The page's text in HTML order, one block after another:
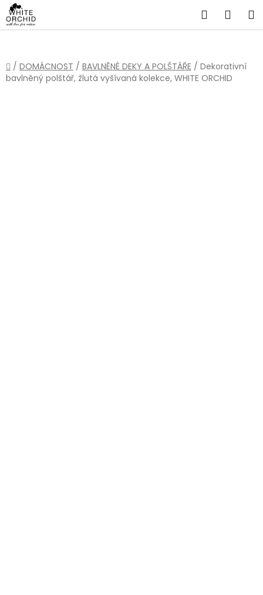
Přejít
na
obsah
Hledat
Domů
/ DOMÁCNOST / BAVLNĚNÉ DEKY A POLŠTÁŘE / Dekorativní
bavlněný polštář, žlutá vyšívaná kolekce, WHITE ORCHID